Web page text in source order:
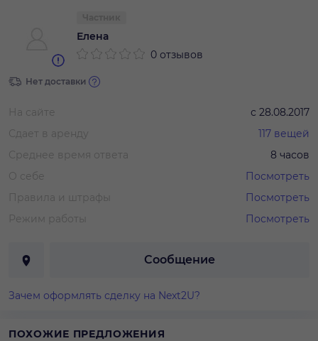
Елена
0 отзывов
Нет доставки
На сайте с 28.08.2017
Сдает в аренду
117 вещей
Среднее время ответа
8 часов
О себе
Посмотреть
Правила и штрафы
Посмотреть
Режим работы
Посмотреть
Сообщение
Зачем оформлять сделку на Next2U?
ПОХОЖИЕ ПРЕДЛОЖЕНИЯ